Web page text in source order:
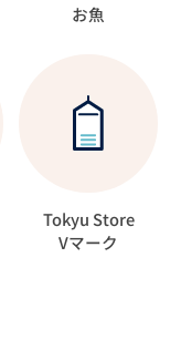
お魚
Tokyu Store
Vマーク